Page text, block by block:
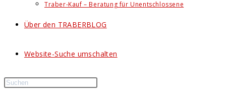
Traber-Kauf – Beratung für Unentschlossene
Über den TRABERBLOG
Website-Suche umschalten